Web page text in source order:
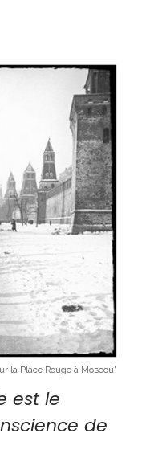
la Place Rouge à Moscou"
est le
de